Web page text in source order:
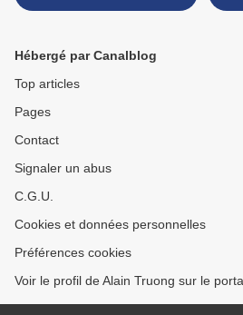
Sotheby's Hong Kong
Hébergé par Canalblog
Top articles
Pages
Contact
Signaler un abus
C.G.U.
Cookies et données personnelles
Préférences cookies
Voir le profil de Alain Truong sur le